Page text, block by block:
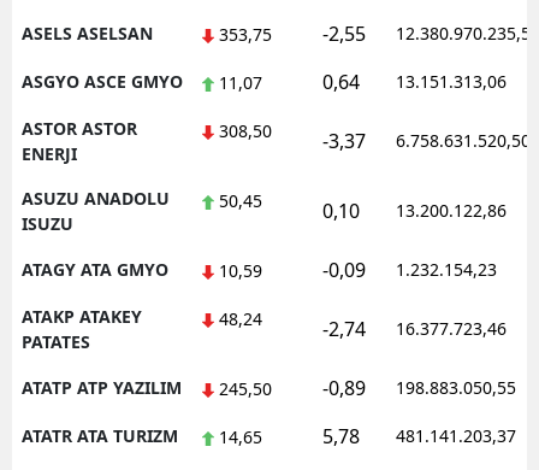
ASELS ASELSAN 353,75 -2,55 12.380.970.235,50
ASGYO ASCE GMYO 11,07 0,64 13.151.313,06
ASTOR ASTOR
ENERJI
308,50 -3,37 6.758.631.520,50
ASUZU ANADOLU
ISUZU
50,45 0,10 13.200.122,86
ATAGY ATA GMYO 10,59 -0,09 1.232.154,23
ATAKP ATAKEY
PATATES
48,24 -2,74 16.377.723,46
ATATP ATP YAZILIM 245,50 -0,89 198.883.050,55
ATATR ATA TURIZM 14,65 5,78 481.141.203,37